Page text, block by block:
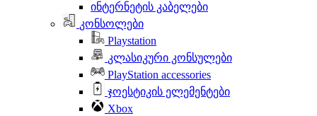
ინტერნეტის კაბელები
კონსოლები
Playstation
კლასიკური კონსულები
PlayStation accessories
ჯოესტიკის ელემენტები
Xbox